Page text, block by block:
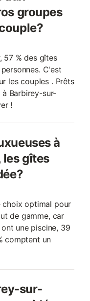
groupes
57 % des gîtes
C'est
les couples . Prêts
Barbirey-sur-
!
à
gîtes
choix optimal pour
de gamme, car
une piscine, 39
comptent un
sur-